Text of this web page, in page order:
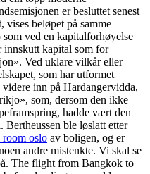
er besluttet senest
vises beløpet på samme
ved en kapitalforhøyelse
innskutt kapital som for
Ved uklare vilkår eller
som har utformet
inn på Hardangervidda,
som, dersom den ikke
hadde vært den
ble løslatt etter
oslo av boligen, og er
andre mistenkte. Vi skal se
The flight from Bangkok to